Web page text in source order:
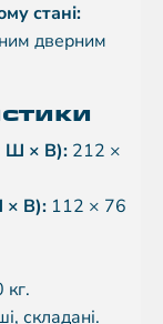
стані:
дверним
Ш × В): 212 ×
× В): 112 × 76
кг.
складані.